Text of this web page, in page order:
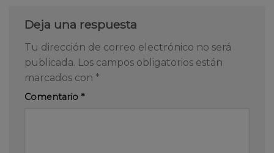
Deja una respuesta
Tu dirección de correo electrónico no será
publicada. Los campos obligatorios están
marcados con *
Comentario *